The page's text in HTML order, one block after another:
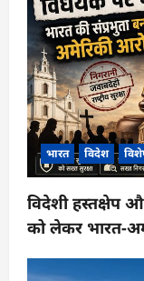
भारत विदेश
विदेशी हस्तक्षेप
को लेकर भारत-